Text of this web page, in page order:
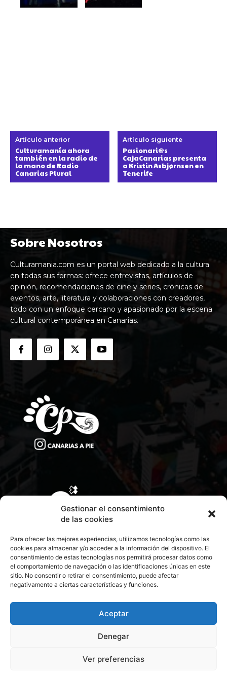
Gestionar el consentimiento
de las cookies
Para ofrecer las mejores experiencias, utilizamos tecnologías como las
cookies para almacenar y/o acceder a la información del dispositivo. El
consentimiento de estas tecnologías nos permitirá procesar datos como
el comportamiento de navegación o las identificaciones únicas en este
sitio. No consentir o retirar el consentimiento, puede afectar
negativamente a ciertas características y funciones.
Aceptar
Denegar
Ver preferencias
Artículo anterior
Culturamanía ahora
también en la radio de
la mano de Radio
Canarias Plural
Artículo siguiente
Pasionari@s
CajaCanarias presenta
a Kristin Asbjørnsen en
Tenerife
Sobre Nosotros
Culturamania.com es un portal web dedicado a la cultura
en todas sus formas: ofrece entrevistas, artículos de
opinión, recomendaciones de cine y series, crónicas de
eventos, arte, literatura y colaboraciones con creadores,
todo con un enfoque cercano y apasionado por la escena
cultural contemporánea en Canarias.
CONTACTA CON NOSOTROS